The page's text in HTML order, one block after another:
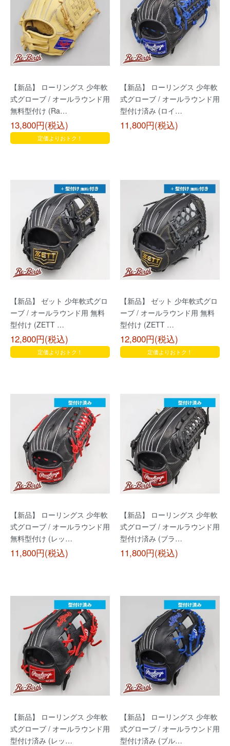
【新品】 ローリングス 少年軟
式グローブ / オールラウンド用
無料型付け (Ra…
13,800円(税込)
定価よりおトク！
【新品】 ローリングス 少年軟
式グローブ / オールラウンド用
型付け済み (ロイ…
11,800円(税込)
【新品】 ゼット 少年軟式グロ
ーブ / オールラウンド用 無料
型付け (ZETT …
12,800円(税込)
定価よりおトク！
【新品】 ゼット 少年軟式グロ
ーブ / オールラウンド用 無料
型付け (ZETT …
12,800円(税込)
定価よりおトク！
【新品】 ローリングス 少年軟
式グローブ / オールラウンド用
無料型付け (レッ…
11,800円(税込)
【新品】 ローリングス 少年軟
式グローブ / オールラウンド用
型付け済み (ブラ…
11,800円(税込)
【新品】 ローリングス 少年軟
式グローブ / オールラウンド用
型付け済み (レッ…
【新品】 ローリングス 少年軟
式グローブ / オールラウンド用
型付け済み (ブル…